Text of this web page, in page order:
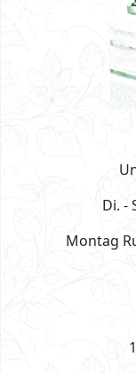
Di. -
Montag